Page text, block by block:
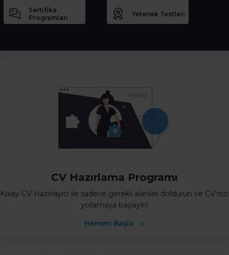
Sertifika
Programları
Yetenek Testleri
CV Hazırlama Programı
Kolay CV Hazırlayıcı ile sadece gerekli alanları doldurun ve CV’nizi
yollamaya başlayın!
Hemen Başla